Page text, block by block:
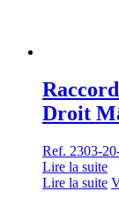
Droit
Ref. 2303-
Lire la suite
Lire la suite